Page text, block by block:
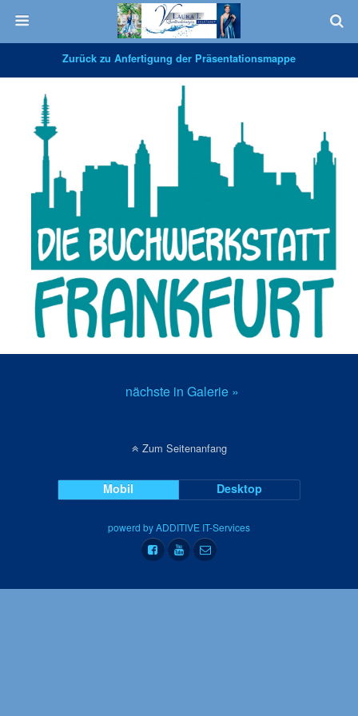
Zurück zu Anfertigung der Präsentationsmappe
nächste in Galerie »
Zum Seitenanfang
Mobil Desktop
powerd by ADDITIVE IT-Services